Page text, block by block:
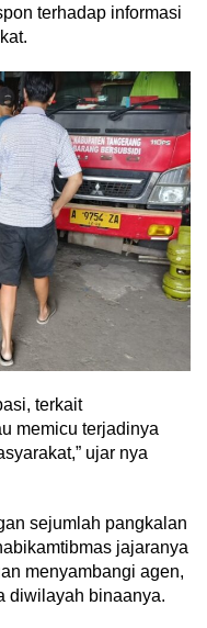
terhadap informasi
terkait
memicu terjadinya
ujar nya
sejumlah pangkalan
jajaranya
menyambangi agen,
diwilayah binaanya.